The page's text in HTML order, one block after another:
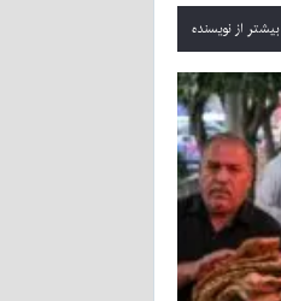
بیشتر از نویسنده